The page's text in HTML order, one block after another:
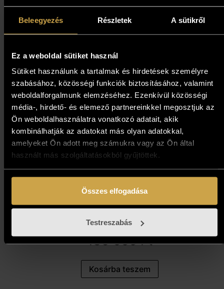
Beleegyezés Részletek A sütikről
Ez a weboldal sütiket használ
Sütiket használunk a tartalmak és hirdetések személyre
szabásához, közösségi funkciók biztosításához, valamint
weboldalforgalmunk elemzéséhez. Ezenkívül közösségi
média-, hirdető- és elemező partnereinkkel megosztjuk az
Ön weboldalhasználatra vonatkozó adatait, akik
kombinálhatják az adatokat más olyan adatokkal,
amelyeket Ön adott meg számukra vagy az Ön által
használt más szolgáltatásokból gyűjtöttek.
Összes elfogadása
Testreszabás
Király Nikoletta - Forróság
(20x20 cm)
139 000Ft
Kosárba teszem